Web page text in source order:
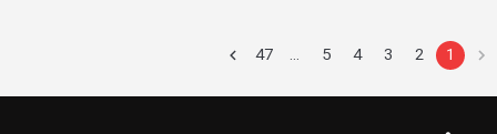
1
2
3
4
5
…
47